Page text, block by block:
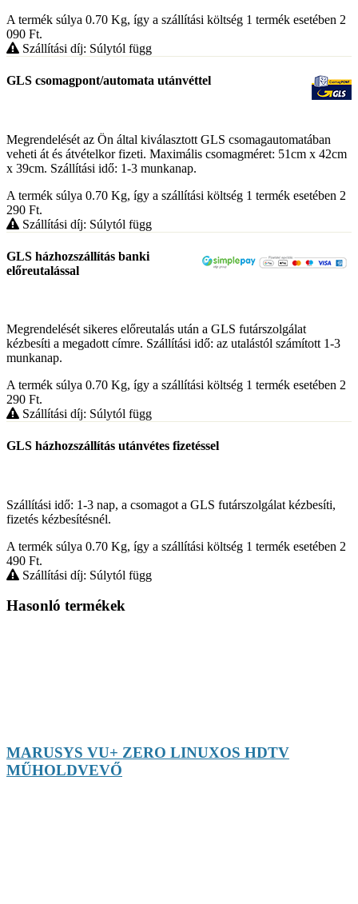
A termék súlya 0.70 Kg, így a szállítási költség 1 termék esetében 2
090 Ft.
Szállítási díj: Súlytól függ
GLS csomagpont/automata utánvéttel
Megrendelését az Ön által kiválasztott GLS csomagautomatában
veheti át és átvételkor fizeti. Maximális csomagméret: 51cm x 42cm
x 39cm. Szállítási idő: 1-3 munkanap.
A termék súlya 0.70 Kg, így a szállítási költség 1 termék esetében 2
290 Ft.
Szállítási díj: Súlytól függ
GLS házhozszállítás banki
előreutalással
Megrendelését sikeres előreutalás után a GLS futárszolgálat
kézbesíti a megadott címre. Szállítási idő: az utalástól számított 1-3
munkanap.
A termék súlya 0.70 Kg, így a szállítási költség 1 termék esetében 2
290 Ft.
Szállítási díj: Súlytól függ
GLS házhozszállítás utánvétes fizetéssel
Szállítási idő: 1-3 nap, a csomagot a GLS futárszolgálat kézbesíti,
fizetés kézbesítésnél.
A termék súlya 0.70 Kg, így a szállítási költség 1 termék esetében 2
490 Ft.
Szállítási díj: Súlytól függ
Hasonló termékek
MARUSYS VU+ ZERO LINUXOS HDTV
MŰHOLDVEVŐ